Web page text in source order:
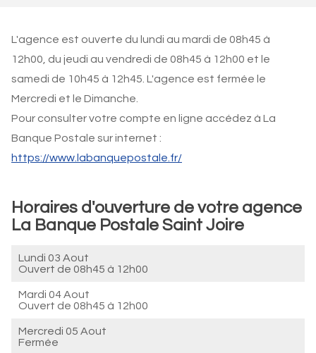
L'agence est ouverte du lundi au mardi de 08h45 à
12h00, du jeudi au vendredi de 08h45 à 12h00 et le
samedi de 10h45 à 12h45. L'agence est fermée le
Mercredi et le Dimanche.
Pour consulter votre compte en ligne accédez à La
Banque Postale sur internet :
https://www.labanquepostale.fr/
Horaires d'ouverture de votre agence
La Banque Postale Saint Joire
Lundi 03 Aout
Ouvert de 08h45 à 12h00
Mardi 04 Aout
Ouvert de 08h45 à 12h00
Mercredi 05 Aout
Fermée